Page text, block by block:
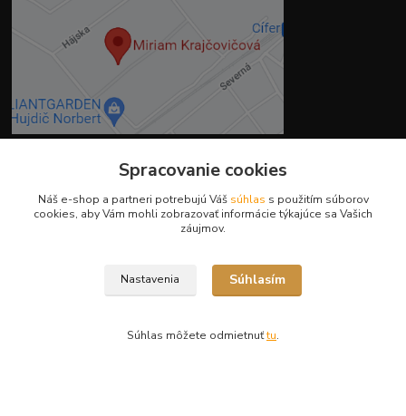
Kontakty
Ing. Miriam Botíková
Spracovanie cookies
Náš e-shop a partneri potrebujú Váš súhlas s použitím súborov
cookies, aby Vám mohli zobrazovať informácie týkajúce sa Vašich
záujmov.
Nastavenia Súhlasím
Súhlas môžete odmietnuťtu.